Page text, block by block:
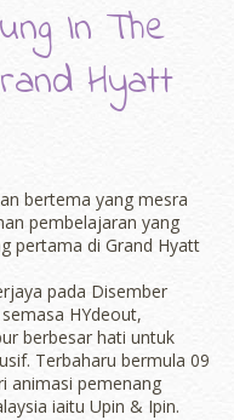
In The
Hyatt
bertema yang mesra
pembelajaran yang
pertama di Grand Hyatt
pada Disember
HYdeout,
berbesar hati untuk
Terbaharu bermula 09
animasi pemenang
iaitu Upin & Ipin.